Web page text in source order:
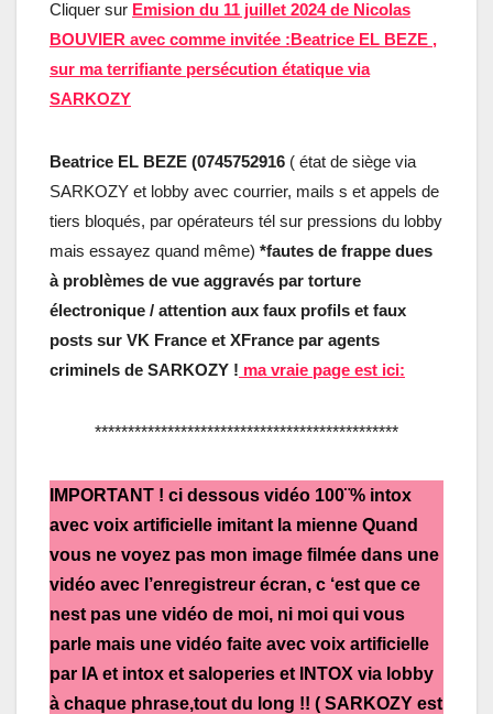
Cliquer sur Emision du 11 juillet 2024 de Nicolas
BOUVIER avec comme invitée :Beatrice EL BEZE ,
sur ma terrifiante persécution étatique via
SARKOZY
Beatrice EL BEZE (0745752916 ( état de siège via
SARKOZY et lobby avec courrier, mails s et appels de
tiers bloqués, par opérateurs tél sur pressions du lobby
mais essayez quand même) *fautes de frappe dues
à problèmes de vue aggravés par torture
électronique / attention aux faux profils et faux
posts sur VK France et XFrance par agents
criminels de SARKOZY ! ma vraie page est ici:
**********************************************
IMPORTANT ! ci dessous vidéo 100¨% intox
avec voix artificielle imitant la mienne Quand
vous ne voyez pas mon image filmée dans une
vidéo avec l’enregistreur écran, c ‘est que ce
nest pas une vidéo de moi, ni moi qui vous
parle mais une vidéo faite avec voix artificielle
par IA et intox et saloperies et INTOX via lobby
à chaque phrase,tout du long !! ( SARKOZY est